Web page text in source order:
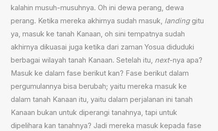
kalahin musuh-musuhnya. Oh ini dewa perang, dewa
perang. Ketika mereka akhirnya sudah masuk, landinggitu
ya, masuk ke tanah Kanaan, oh sini tempatnya sudah
akhirnya dikuasai juga ketika dari zaman Yosua diduduki
berbagai wilayah tanah Kanaan. Setelah itu, next-nya apa?
Masuk ke dalam fase berikut kan? Fase berikut dalam
pergumulannya bisa berubah; yaitu mereka masuk ke
dalam tanah Kanaan itu, yaitu dalam perjalanan ini tanah
Kanaan bukan untuk diperangi tanahnya, tapi untuk
dipelihara kan tanahnya? Jadi mereka masuk kepada fase